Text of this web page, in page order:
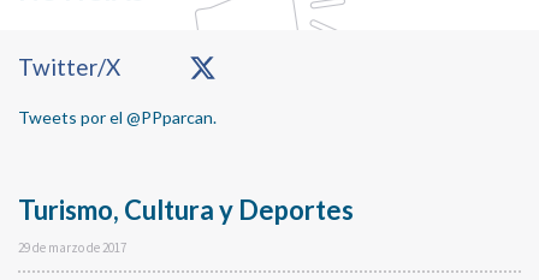
Turismo, Cultura y Deportes
29 de marzo de 2017
Primary
Twitter/X
Tweets por el @PPparcan.